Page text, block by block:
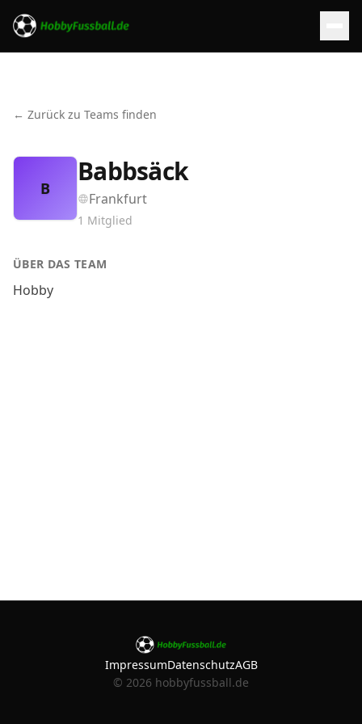
← Zurück zu Teams finden
B
Babbsäck
Frankfurt
1 Mitglied
ÜBER DAS TEAM
Hobby
ImpressumDatenschutzAGB
© 2026 hobbyfussball.de